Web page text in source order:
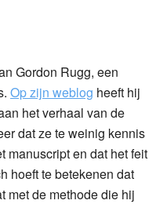
Gordon Rugg, een
Op zijn weblog heeft hij
het verhaal van de
dat ze te weinig kennis
manuscript en dat het feit
hoeft te betekenen dat
met de methode die hij